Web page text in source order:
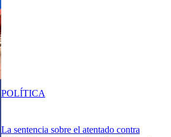
La sentencia sobre el atentado contra
POLÍTICA